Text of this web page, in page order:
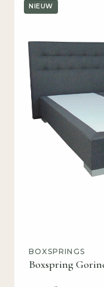
NIEUW
BOXSPRINGS
Boxspring